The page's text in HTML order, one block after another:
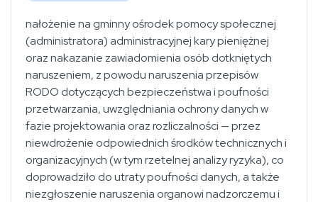
nałożenie na gminny ośrodek pomocy społecznej
(administratora) administracyjnej kary pieniężnej
oraz nakazanie zawiadomienia osób dotkniętych
naruszeniem, z powodu naruszenia przepisów
RODO dotyczących bezpieczeństwa i poufności
przetwarzania, uwzględniania ochrony danych w
fazie projektowania oraz rozliczalności — przez
niewdrożenie odpowiednich środków technicznych i
organizacyjnych (w tym rzetelnej analizy ryzyka), co
doprowadziło do utraty poufności danych, a także
niezgłoszenie naruszenia organowi nadzorczemu i